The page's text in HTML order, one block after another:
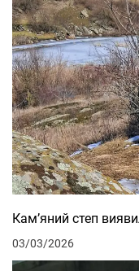
Кам’яний степ
03/03/2026